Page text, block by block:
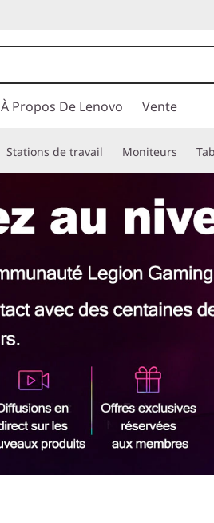
À Propos De Lenovo Vente
Stations de travail Moniteurs